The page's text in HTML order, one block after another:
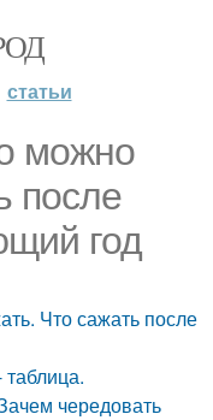
статьи
можно
после
год
Что сажать после
чередовать